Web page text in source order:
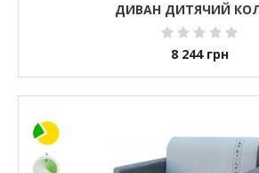
ДИВАН ДИТЯЧИЙ
8 244 грн